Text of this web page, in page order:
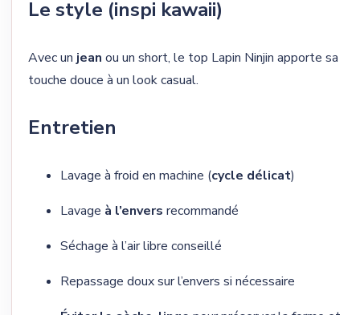
Le style (inspi kawaii)
Avec un jean ou un short, le top Lapin Ninjin apporte sa
touche douce à un look casual.
Entretien
Lavage à froid en machine (cycle délicat)
Lavage à l’envers recommandé
Séchage à l’air libre conseillé
Repassage doux sur l’envers si nécessaire